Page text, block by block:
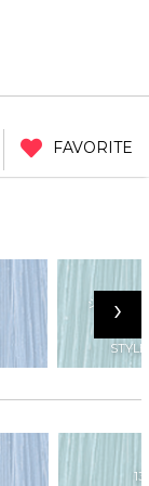
FAVORITE
›
シースル